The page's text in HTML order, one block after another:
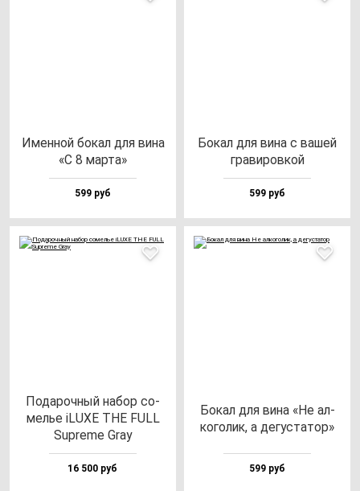
Имен­ной бо­кал для ви­на
«С 8 мар­та»
599 руб
Бокал для ви­на с ва­шей
гра­ви­ров­кой
599 руб
Пода­роч­ный на­бор со­
мелье iLUXE THE FULL
Sup­re­me Gray
16 500 руб
Бокал для ви­на «Не ал­
ко­го­лик, а де­гус­та­тор»
599 руб